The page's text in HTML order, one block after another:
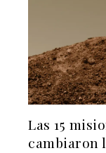
Las 15
cambiaron